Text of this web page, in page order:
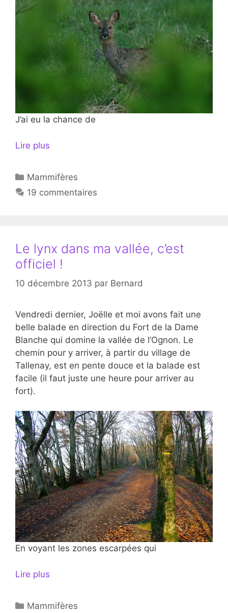
J’ai eu la chance de
Lire plus
Catégories
Mammifères
19 commentaires
Le lynx dans ma vallée, c’est
officiel !
10 décembre 2013 par Bernard
Vendredi dernier, Joëlle et moi avons fait une
belle balade en direction du Fort de la Dame
Blanche qui domine la vallée de l’Ognon. Le
chemin pour y arriver, à partir du village de
Tallenay, est en pente douce et la balade est
facile (il faut juste une heure pour arriver au
fort).
En voyant les zones escarpées qui
Lire plus
Catégories
Mammifères